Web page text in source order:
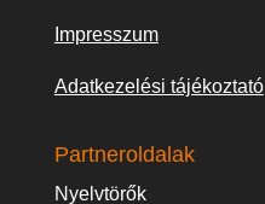
Impresszum
Adatkezelési tájékoztató
Partneroldalak
Nyelvtörők